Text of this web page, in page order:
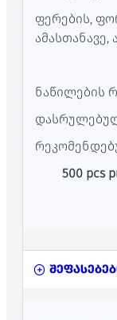
ფერების,
ნაწილების
500 pcs